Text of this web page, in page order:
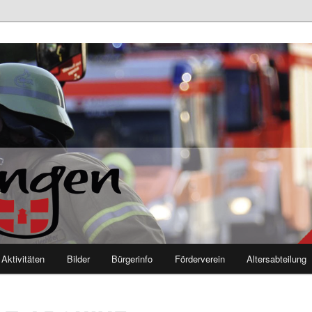
Mutlangen
Aktivitäten Bilder Bürgerinfo Förderverein Altersabteilung